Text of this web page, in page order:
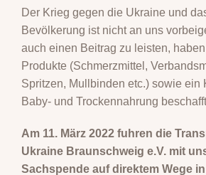
Der Krieg gegen die Ukraine und
Bevölkerung ist nicht an uns
auch einen Beitrag zu leisten,
Produkte (Schmerzmittel,
Spritzen, Mullbinden etc.) sowie ein
Baby- und Trockennahrung
Am 11. März 2022 fuhren die
Ukraine Braunschweig e.V. mit
Sachspende auf direktem Wege